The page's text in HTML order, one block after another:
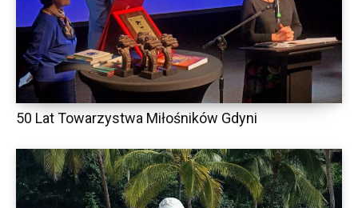
50 Lat Towarzystwa Miłośników Gdyni